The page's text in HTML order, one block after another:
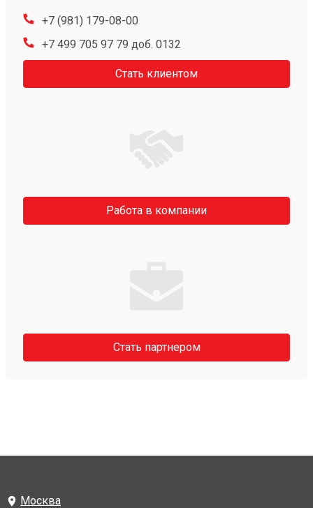
+7 (981) 179-08-00
+7 499 705 97 79 доб. 0132
Стать клиентом
Работа в компании
Стать партнером
Москва